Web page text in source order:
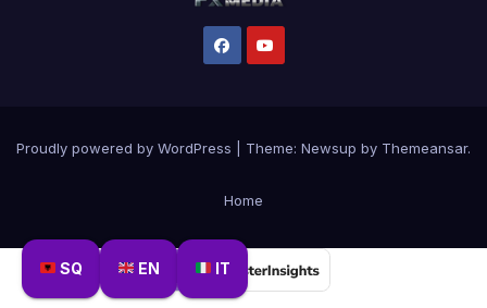
SQ EN IT
Proudly powered by WordPress Theme: Newsup by Themeansar.
Home